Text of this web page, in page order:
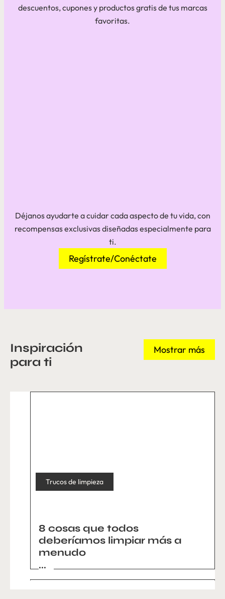
descuentos, cupones y productos gratis de tus marcas
favoritas.
Déjanos ayudarte a cuidar cada aspecto de tu vida, con
recompensas exclusivas diseñadas especialmente para
ti.
Regístrate/Conéctate
Inspiración
para ti
Mostrar más
Trucos de limpieza
8 cosas que todos
deberíamos limpiar más a
menudo
...